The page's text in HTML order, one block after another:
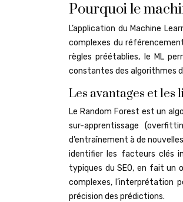
Pourquoi le
L’application du Machine
complexes du
règles préétablies, le ML
constantes des algorithmes
Les avantages et
Le Random Forest est un
sur-apprentissage
d’entraînement à de
identifier les facteurs clés
typiques du SEO, en fait un
complexes, l’interprétation
précision des prédictions.